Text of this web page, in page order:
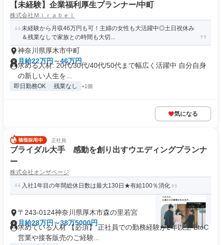
【未経験】企業福利厚生プランナー/中町
株式会社Ｍｉｒａｂｅｌ
未経験から月収46万円も可！主婦の女性も大活躍中◎土日祝休み
＆残業なしで家族との時間も大切...
神奈川県厚木市中町
月給22万円～46万円
求める人材: 20代/30代/40代/50代まで幅広く活躍中 自分自身
の新しい人生を...
即日勤務OK 残業なし +1個
気になる
正社員
ブライダル大手 感動を創り出すウエディングプランナ
ー
株式会社オンザページ
入社1年目の年間総休日数は最大130日★有給100％消化
〒243-0124神奈川県厚木市森の里若宮
月給28万円～38万5000円
求めている人材 【必須】 正社員での勤務経験が2年以上 BtoC
営業や接客販売のご経験...